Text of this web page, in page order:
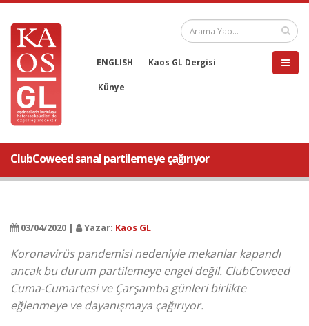
ENGLISH Kaos GL Dergisi
Künye
ClubCoweed sanal partilemeye çağırıyor
03/04/2020 | Yazar: Kaos GL
Koronavirüs pandemisi nedeniyle mekanlar kapandı
ancak bu durum partilemeye engel değil. ClubCoweed
Cuma-Cumartesi ve Çarşamba günleri birlikte
eğlenmeye ve dayanışmaya çağırıyor.